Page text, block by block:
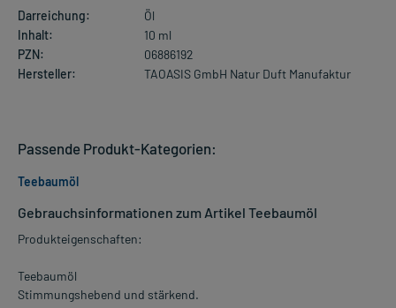
Darreichung:
Öl
Inhalt:
10 ml
PZN:
06886192
Hersteller:
TAOASIS GmbH Natur Duft Manufaktur
Gebrauchsinformationen zum Artikel Teebaumöl
Produkteigenschaften:
Teebaumöl
Stimmungshebend und stärkend.
Passende Produkt-Kategorien:
Teebaumöl